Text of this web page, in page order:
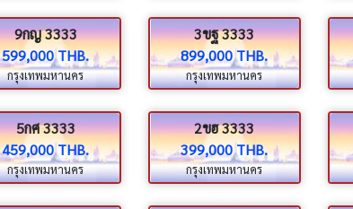
9กญ 3333
599,000 THB.
กรุงเทพมหานคร
3ขฐ 3333
899,000 THB.
กรุงเทพมหานคร
5กศ 3333
459,000 THB.
กรุงเทพมหานคร
2ขฮ 3333
399,000 THB.
กรุงเทพมหานคร